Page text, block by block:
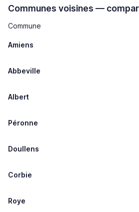
Communes voisines —
Commune
Amiens
Abbeville
Albert
Péronne
Doullens
Corbie
Roye